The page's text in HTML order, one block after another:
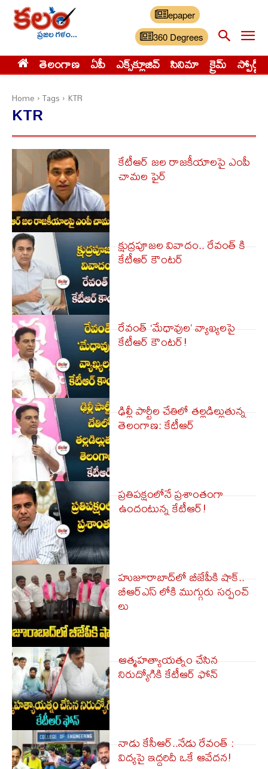
epaper
360 Degrees
తెలంగాణ ఏపీ ఎక్స్‌క్లూజివ్‌ సినిమా క్రైమ్ స్పోర్ట్స్
Home Tags KTR
KTR
కేటీఆర్ జల రాజకీయాలపై ఎంపీ
చామల ఫైర్
క్షుద్రపూజల వివాదం.. రేవంత్‌ కి
కేటీఆర్ కౌంటర్
రేవంత్‌ ‘మేధావుల’ వ్యాఖ్యలపై
కేటీఆర్ కౌంటర్!
ఢిల్లీ పార్టీల చేతిలో తల్లడిల్లుతున్న
తెలంగాణ: కేటీఆర్
ప్ర‌తిప‌క్షంలోనే ప్ర‌శాంతంగా
ఉందంటున్న కేటీఆర్!
హుజూరాబాద్‌లో బీజేపీకి షాక్..
బీఆర్ఎస్ లోకి ముగ్గురు సర్పంచ్
లు
ఆత్మహత్యాయత్నం చేసిన
నిరుద్యోగికి కేటీఆర్ ఫోన్
నాడు కేసీఆర్..నేడు రేవంత్ :
విద్యపై ఇద్దరిదీ ఒకే ఆవేదన!